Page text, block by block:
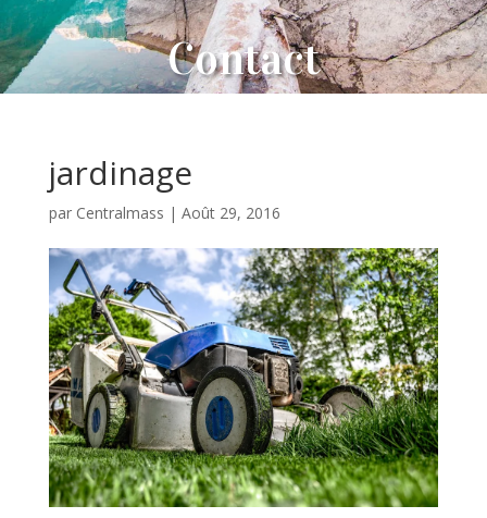
Contact
jardinage
par Centralmass | Août 29, 2016